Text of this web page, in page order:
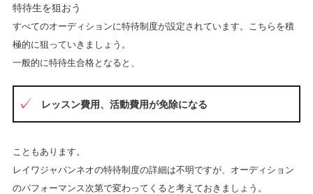
特待生を狙おう
すべてのオーディションに特待制度が設定されています。こちらを積
極的に狙っていきましょう。
一般的に特待生合格となると、
レッスン費用、活動費用が免除になる
こともあります。
レイワジャパンネオの特待制度の詳細は不明ですが、オーディション
のパフォーマンス次第で変わってくると考えておきましょう。